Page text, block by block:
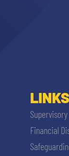
LINKS
Supervisory
Financial